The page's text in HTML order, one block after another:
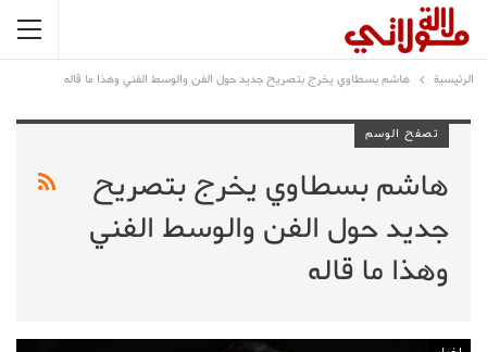
الرئيسية هاشم بسطاوي يخرج بتصريح جديد حول الفن والوسط الفني وهذا ما قاله
تصفح الوسم
هاشم بسطاوي يخرج بتصريح
جديد حول الفن والوسط الفني
وهذا ما قاله